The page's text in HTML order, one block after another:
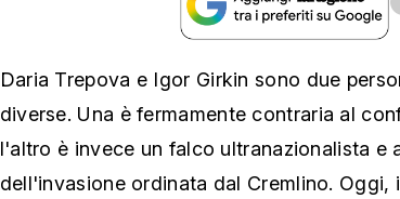
Daria Trepova e Igor Girkin sono due
diverse. Una è fermamente contraria al
l'altro è invece un falco ultranazionalista e
dell'invasione ordinata dal Cremlino. Oggi,